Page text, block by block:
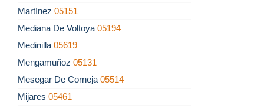
Martínez 05151
Mediana De Voltoya 05194
Medinilla 05619
Mengamuñoz 05131
Mesegar De Corneja 05514
Mijares 05461